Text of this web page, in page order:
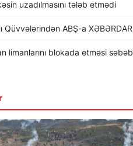
uzadılmasını tələb etmədi
Qüvvələrindən ABŞ-a
limanlarını blokada etməsi